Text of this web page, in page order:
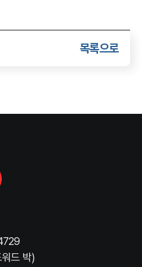
목록으로
드 박)